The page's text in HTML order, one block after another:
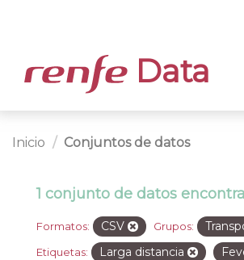
Data
Inicio Conjuntos de datos
1 conjunto de datos
Formatos: CSV Grupos:
Etiquetas: Larga distancia